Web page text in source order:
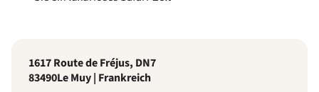
1617 Route de Fréjus, DN7
83490Le Muy | Frankreich